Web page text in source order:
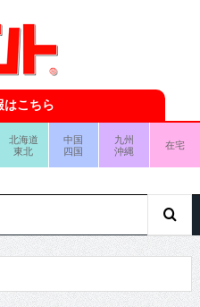
はこちら
北海道
東北
中国
四国
九州
沖縄
在宅